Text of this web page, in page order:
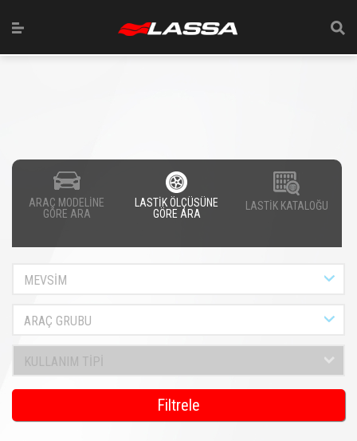
ARAÇ MODELİNE
GÖRE ARA
LASTİK ÖLÇÜSÜNE
GÖRE ARA
LASTİK KATALOĞU
MEVSİM
ARAÇ GRUBU
KULLANIM TİPİ
Filtrele